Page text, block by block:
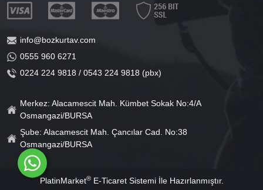
info@bozkurtav.com
0555 960 6271
0224 224 9818 / 0543 224 9818 (pbx)
Merkez: Alacamescit Mah. Kümbet Sokak No:4/A
Osmangazi/BURSA
Şube: Alacamescit Mah. Çancılar Cad. No:38
Osmangazi/BURSA
PlatinMarket®E-Ticaret Sistemiİle Hazırlanmıştır.